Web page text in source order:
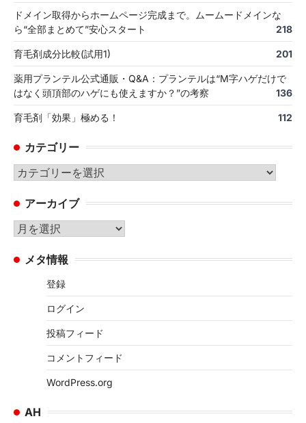
ドメイン取得からホームページ完成まで。ムームードメインな
ら“全部まとめて”安心スタート
218
育毛剤成分比較(試用1) 201
薬用プランテル公式通販・Q&A：プランテルは“M字ハゲだけで
はなく頭頂部のハゲにも使えますか？”の考察
136
育毛剤「効果」極める！ 112
カテゴリー
カ
ゴ
リ
ー
アーカイブ
ア
カ メタ情報
登録
ログイン
投稿フィード
コメントフィード
WordPress.org
AH